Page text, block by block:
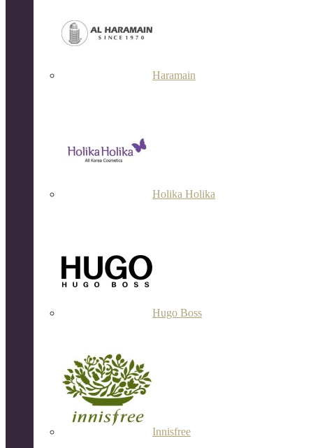
Haramain
Holika Holika
Hugo Boss
Innisfree